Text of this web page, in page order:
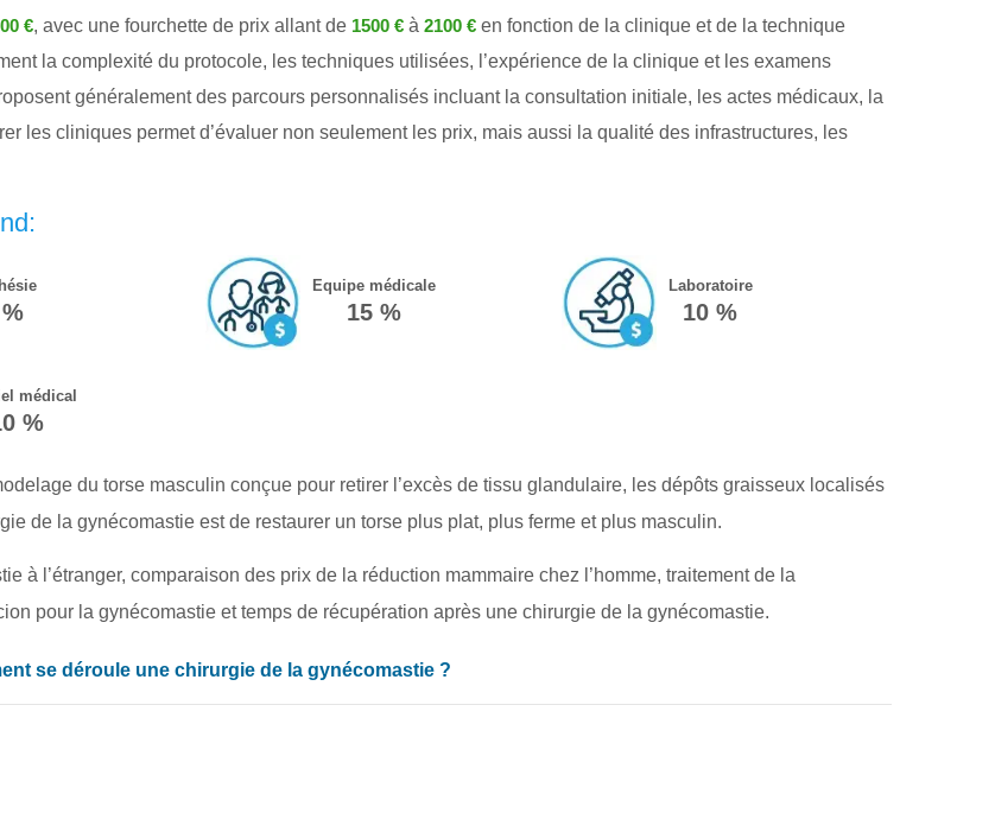
€, avec une fourchette de prix allant de 1500 € à 2100 € en fonction de la clinique et de la technique
la complexité du protocole, les techniques utilisées, l’expérience de la clinique et les examens
généralement des parcours personnalisés incluant la consultation initiale, les actes médicaux, la
les cliniques permet d’évaluer non seulement les prix, mais aussi la qualité des infrastructures, les
Equipe médicale
15 %
Laboratoire
10 %
médical
%
du torse masculin conçue pour retirer l’excès de tissu glandulaire, les dépôts graisseux localisés
de la gynécomastie est de restaurer un torse plus plat, plus ferme et plus masculin.
à l’étranger, comparaison des prix de la réduction mammaire chez l’homme, traitement de la
pour la gynécomastie et temps de récupération après une chirurgie de la gynécomastie.
se déroule une chirurgie de la gynécomastie ?